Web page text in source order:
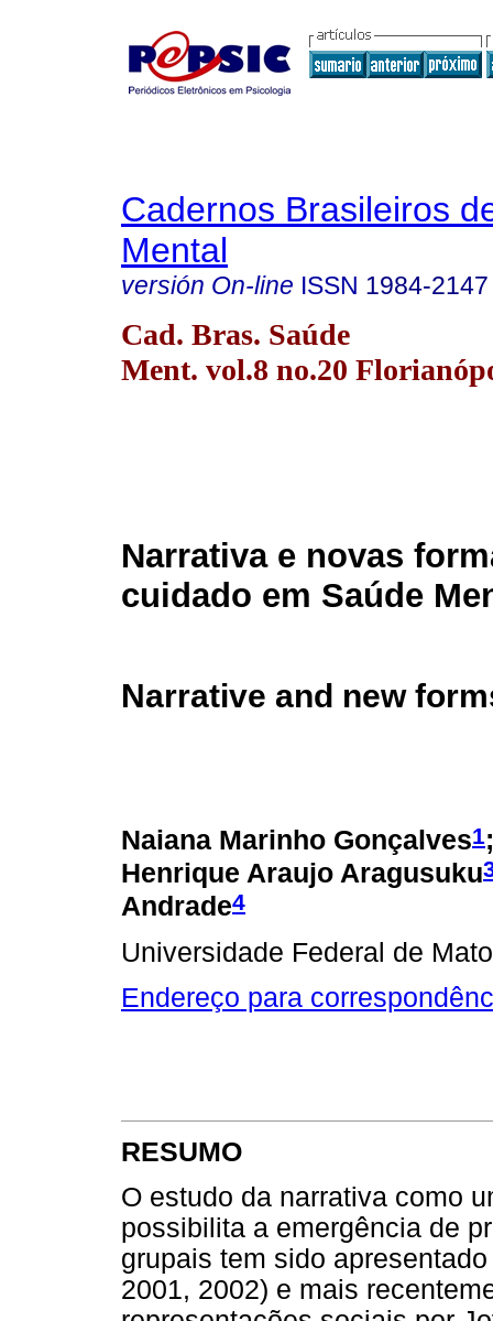
Cadernos Brasileiros
Mental
versión On-line ISSN 1984-2147
Cad. Bras. Saúde
Ment. vol.8 no.20
Narrativa e novas
cuidado em Saúde
Narrative and new
Naiana Marinho Gonçalves1
Henrique Araujo Aragusuku
Andrade4
Universidade Federal de
Endereço para
RESUMO
O estudo da narrativa como
possibilita a emergência de
grupais tem sido
2001, 2002) e mais